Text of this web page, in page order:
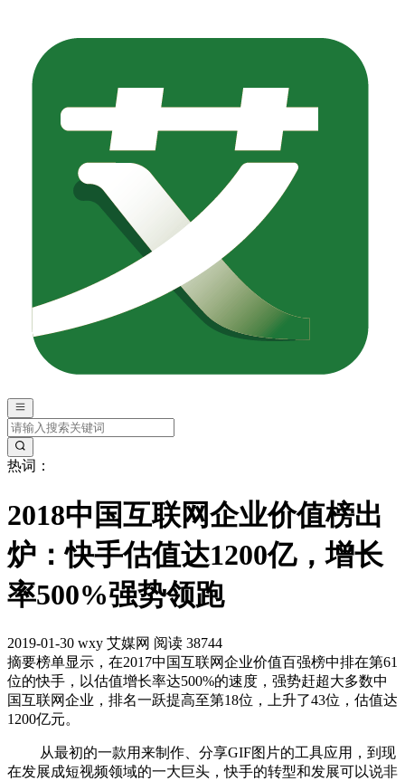
热词：
2018中国互联网企业价值榜出
炉：快手估值达1200亿，增长
率500%强势领跑
2019-01-30 wxy 艾媒网 阅读 38744
摘要榜单显示，在2017中国互联网企业价值百强榜中排在第61
位的快手，以估值增长率达500%的速度，强势赶超大多数中
国互联网企业，排名一跃提高至第18位，上升了43位，估值达
1200亿元。
从最初的一款用来制作、分享GIF图片的工具应用，到现
在发展成短视频领域的一大巨头，快手的转型和发展可以说非